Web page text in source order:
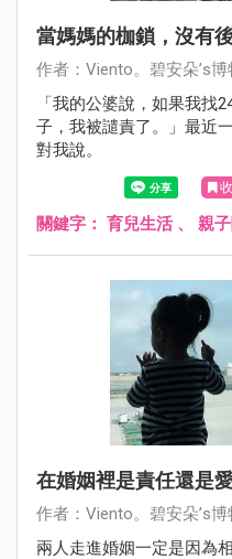
當媽媽的枷鎖，沒有
作者：Viento。碧安朵’s博
「我的公婆說，如果我找
子，我被譴責了。」最近
對我說。
關鍵字： 育兒生活、 親
在婚姻裡是責任還是
作者：Viento。碧安朵’s博
兩人走進婚姻一定是因為